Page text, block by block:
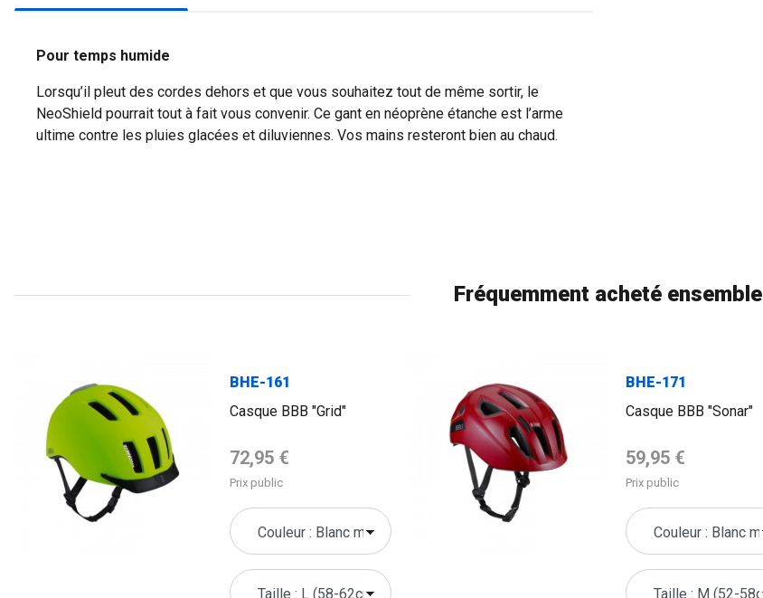
Pour temps humide
Lorsqu’il pleut des cordes dehors et que vous souhaitez tout de même sortir, le
NeoShield pourrait tout à fait vous convenir. Ce gant en néoprène étanche est l’arme
ultime contre les pluies glacées et diluviennes. Vos mains resteront bien au chaud.
Fréquemment acheté ensemble
BHE-161
Casque BBB "Grid"
Prix de base
72,95 €
Prix public
BHE-171
Casque BBB "Sonar"
Prix de base
59,95 €
Prix public